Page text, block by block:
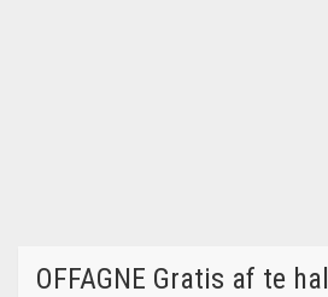
OFFAGNE Gratis af te